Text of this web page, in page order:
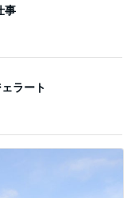
事
ラート